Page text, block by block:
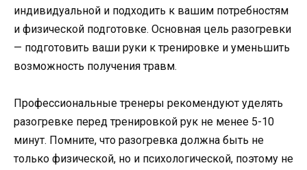
индивидуальной и подходить к вашим потребностям
и физической подготовке. Основная цель разогревки
— подготовить ваши руки к тренировке и уменьшить
возможность получения травм.
Профессиональные тренеры рекомендуют уделять
разогревке перед тренировкой рук не менее 5-10
минут. Помните, что разогревка должна быть не
только физической, но и психологической, поэтому не